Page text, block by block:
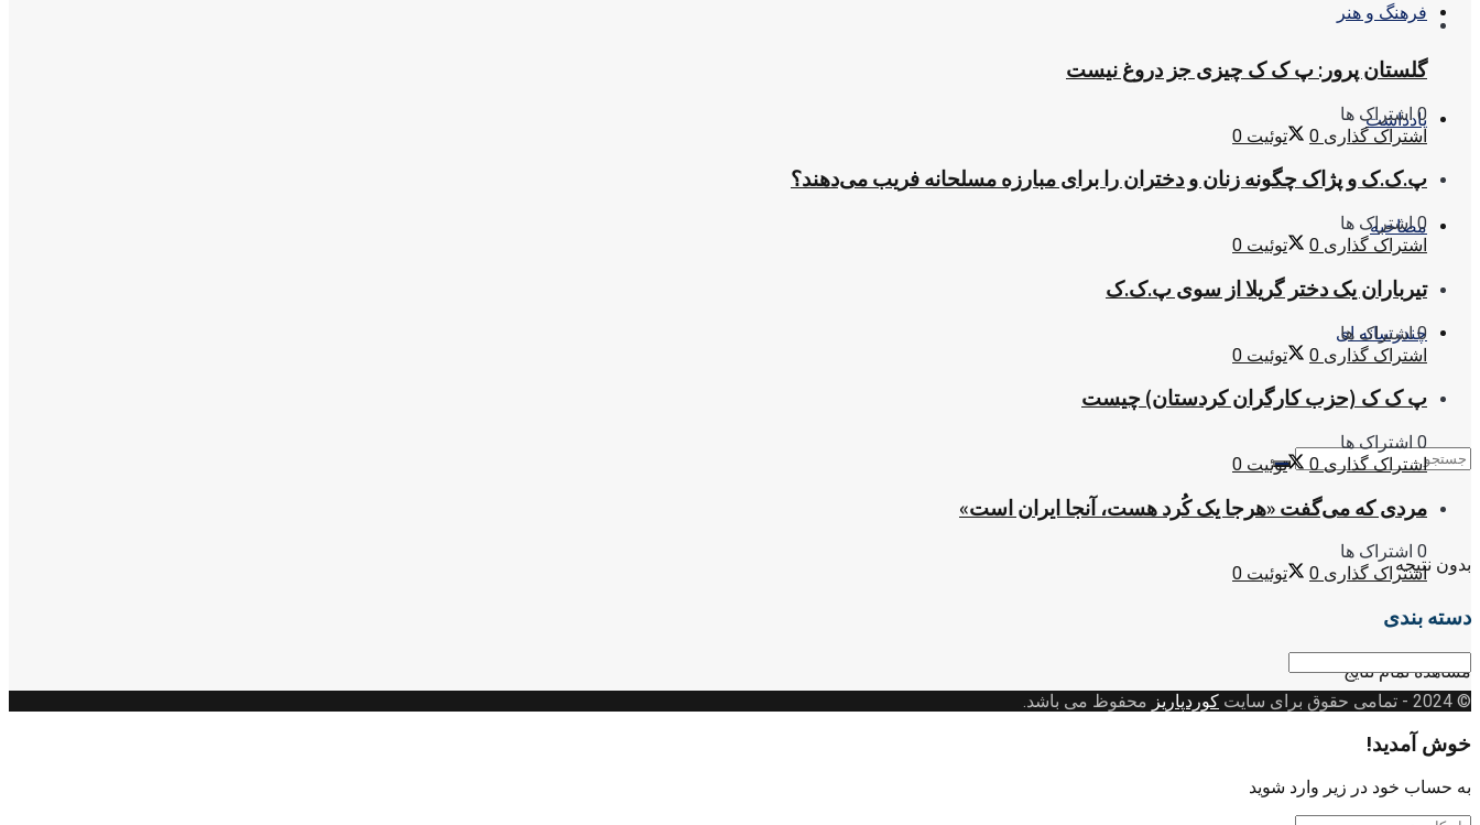
فرهنگ و هنر
یادداشت
مصاحبه
چندرسانه ای
بدون نتیجه
مشاهده تمام نتایج
گلستان پرور: پ ک ک چیزی جز دروغ نیست
0 اشتراک ها
اشتراک گذاری 0 توئیت 0
پ.ک.ک و پژاک چگونه زنان و دختران را برای مبارزه مسلحانه فریب می‌دهند؟
0 اشتراک ها
اشتراک گذاری 0 توئیت 0
تیرباران یک دختر گریلا از سوی پ.ک.ک
0 اشتراک ها
اشتراک گذاری 0 توئیت 0
پ ک ک (حزب کارگران کردستان) چیست
0 اشتراک ها
اشتراک گذاری 0 توئیت 0
مردی که می‌گفت «هرجا یک کُرد هست، آنجا ایران است»
0 اشتراک ها
اشتراک گذاری 0 توئیت 0
دسته بندی
دسته
بندی
© 2024
- تمامی حقوق برای سایت کوردپاریز محفوظ می باشد.
خوش آمدید!
به حساب خود در زیر وارد شوید